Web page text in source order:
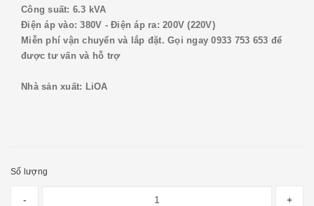
Công suất: 6.3 kVA
Điện áp vào: 380V - Điện áp ra: 200V (220V)
Miễn phí vận chuyển và lắp đặt. Gọi ngay 0933 753 653 để
được tư vấn và hỗ trợ
Nhà sản xuất: LiOA
Số lượng
- +